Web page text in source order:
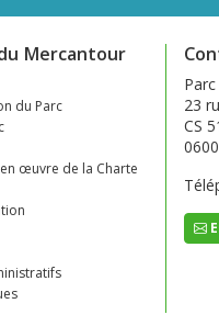
Mercantour
du Parc
œuvre de la Charte
23
CS